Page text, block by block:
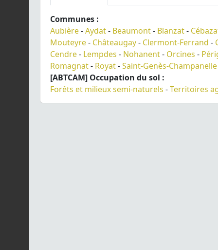
Communes :
Aubière-Aydat- Beaumont- Blanzat-
Mouteyre- Châteaugay- Clermont-Ferrand -
Cendre- Lempdes - Nohanent- Orcines -
Romagnat- Royat-Saint-Genès-Champanelle
[ABTCAM] Occupation du sol :
Forêts et milieux semi-naturels -Territoires